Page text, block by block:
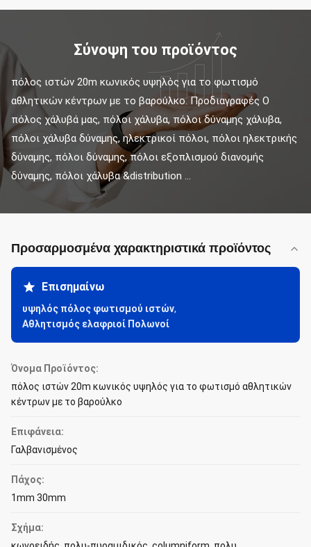
Σύνοψη του προϊόντος
πόλος ιστών 20m κωνικός υψηλός για το φωτισμό
αθλητικών κέντρων με το βαρούλκο. Προδιαγραφές Ο
πόλος χάλυβά μας, πόλοι χάλυβα, πόλοι δύναμης χάλυβα,
πόλοι χάλυβα δύναμης, ηλεκτρικοί πόλοι, πόλοι ηλεκτρικής
δύναμης, πόλοι δύναμης, πόλοι εξοπλισμού διανομής
δύναμης, πόλοι χάλυβα &distribution ...
Προσαρμοσμένα χαρακτηριστικά προϊόντος
Επισημαίνω
υψηλός πόλος φωτισμού ιστών,
Αθλητισμός ελαφριοί Πολωνοί
Όνομα Προϊόντος:
πόλος ιστών 20m κωνικός υψηλός για το φωτισμό αθλητικών
κέντρων με το βαρούλκο
Επιφάνεια:
Γαλβανισμένος
Πάχος:
1mm 30mm
Σχήμα: